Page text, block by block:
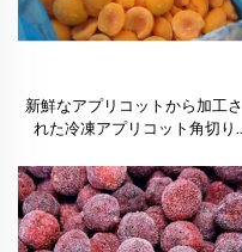
新鮮なアプリコットから加工さ
れた冷凍アプリコット角切り
向け）